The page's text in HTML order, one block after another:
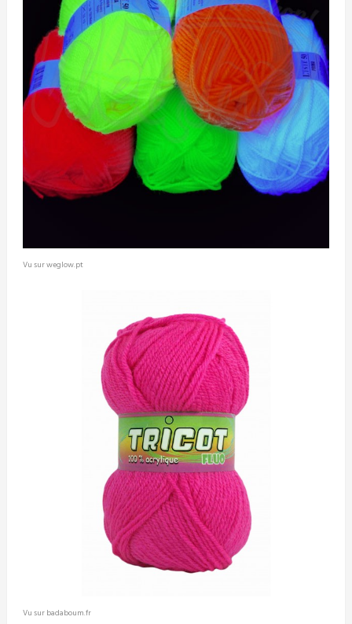
Vu sur weglow.pt
Vu sur badaboum.fr